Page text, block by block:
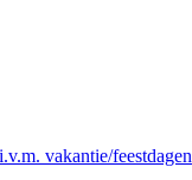
vakantie/feestdagen